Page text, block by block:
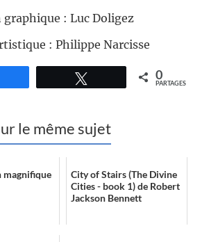
graphique : Luc Doligez
: Philippe Narcisse
0
PARTAGES
le même sujet
magnifique
City of Stairs (The Divine
Cities - book 1) de Robert
Jackson Bennett